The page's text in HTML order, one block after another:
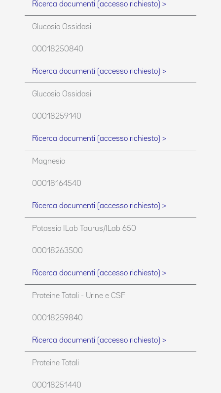
Ricerca documenti (accesso richiesto) >
Glucosio Ossidasi
00018250840
Ricerca documenti (accesso richiesto) >
Glucosio Ossidasi
00018259140
Ricerca documenti (accesso richiesto) >
Magnesio
00018164540
Ricerca documenti (accesso richiesto) >
Potassio ILab Taurus/ILab 650
00018263500
Ricerca documenti (accesso richiesto) >
Proteine Totali - Urine e CSF
00018259840
Ricerca documenti (accesso richiesto) >
Proteine Totali
00018251440